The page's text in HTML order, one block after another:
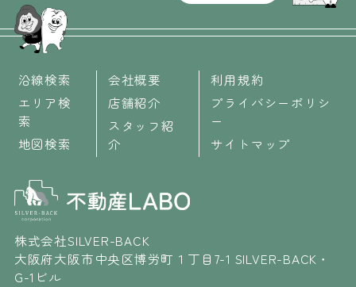
沿線検索
エリア検
索
地図検索
会社概要
店舗紹介
スタッフ紹
介
利用規約
プライバシーポリシ
ー
サイトマップ
株式会社SILVER-BACK
大阪府大阪市中央区博労町１丁目7-1 SILVER-BACK・
G-1ビル